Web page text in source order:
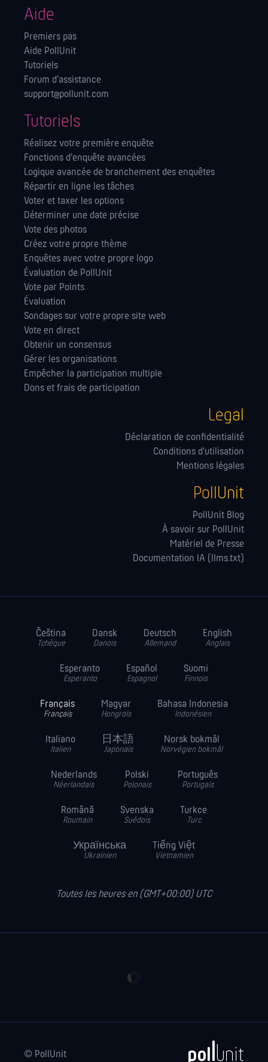
Aide
Premiers pas
Aide PollUnit
Tutoriels
Forum d’assistance
support@pollunit.com
Tutoriels
Réalisez votre première enquête
Fonctions d'enquête avancées
Logique avancée de branchement des enquêtes
Répartir en ligne les tâches
Voter et taxer les options
Déterminer une date précise
Vote des photos
Créez votre propre thème
Enquêtes avec votre propre logo
Évaluation de PollUnit
Vote par Points
Évaluation
Sondages sur votre propre site web
Vote en direct
Obtenir un consensus
Gérer les orga­nisations
Empêcher la participation multiple
Dons et frais de participation
Legal
Déclaration de confidentialité
Conditions d'utilisation
Mentions légales
PollUnit
PollUnit Blog
À savoir sur PollUnit
Matériel de Presse
Documentation IA (llms.txt)
Čeština
Tchèque
Dansk
Danois
Deutsch
Allemand
English
Anglais
Esperanto
Esperanto
Español
Espagnol
Suomi
Finnois
Français
Français
Magyar
Hongrois
Bahasa Indonesia
Indonésien
Italiano
Italien
日本語
Japonais
Norsk bokmål
Norvégien bokmål
Nederlands
Néerlandais
Polski
Polonais
Português
Portugais
Română
Roumain
Svenska
Suédois
Turkce
Turc
Українська
Ukrainien
Tiếng Việt
Vietnamien
Toutes les heures en (GMT+00:00) UTC
© PollUnit